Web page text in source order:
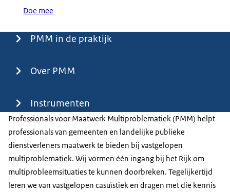
Doe mee
Menu PMM in de praktijk
Over PMM
Instrumenten
Professionals voor Maatwerk Multiproblematiek (PMM) helpt
professionals van gemeenten en landelijke publieke
dienstverleners maatwerk te bieden bij vastgelopen
multiproblematiek. Wij vormen één ingang bij het Rijk om
multiprobleemsituaties te kunnen doorbreken. Tegelijkertijd
leren we van vastgelopen casuïstiek en dragen met die kennis